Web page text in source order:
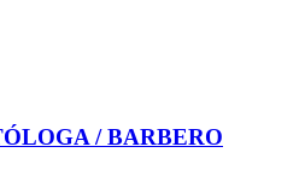
/ BARBERO